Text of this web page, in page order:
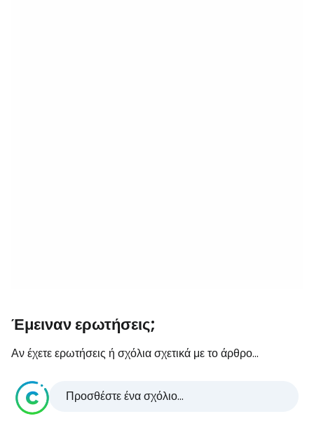
Έμειναν ερωτήσεις;
Αν έχετε ερωτήσεις ή σχόλια σχετικά με το άρθρο...
Προσθέστε ένα σχόλιο...